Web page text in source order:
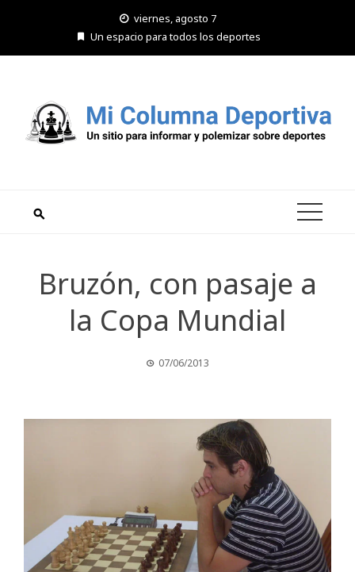
viernes, agosto 7
Un espacio para todos los deportes
Bruzón, con pasaje a
la Copa Mundial
07/06/2013